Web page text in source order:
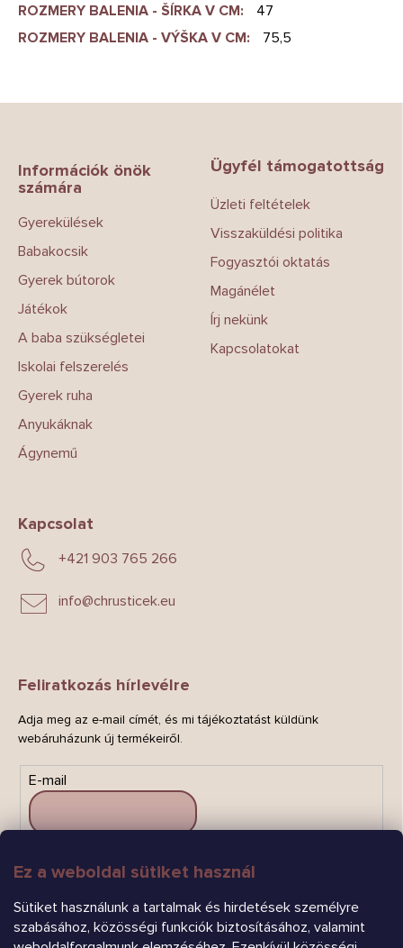
Ez a weboldal sütiket használ
Sütiket használunk a tartalmak és hirdetések személyre
szabásához, közösségi funkciók biztosításához, valamint
ROZMERY BALENIA - ŠÍRKA V CM:
47
ROZMERY BALENIA - VÝŠKA V CM: 75,5
Információk önök
számára
Gyerekülések
Babakocsik
Gyerek bútorok
Játékok
A baba szükségletei
Iskolai felszerelés
Gyerek ruha
Anyukáknak
Ágynemű
Ügyfél támogatottság
Üzleti feltételek
Visszaküldési politika
Fogyasztói oktatás
Magánélet
Írj nekünk
Kapcsolatokat
Kapcsolat
info@chrusticek.eu
+421 903 765 266
Feliratkozás hírlevélre
Adja meg az e-mail címét, és mi tájékoztatást küldünk
webáruházunk új termékeiről.
E-mail
FELIRATKOZÁS